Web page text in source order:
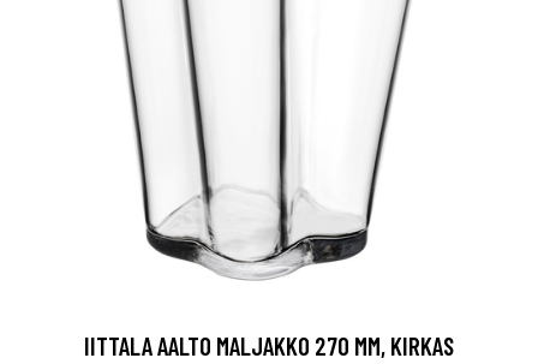
IITTALA AALTO MALJAKKO 270 MM, KIRKAS